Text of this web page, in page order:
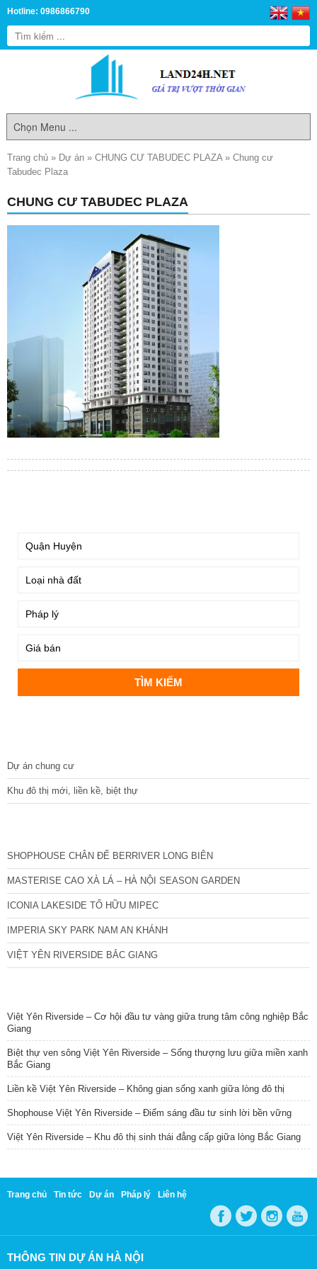
Hotline: 0986866790
Trang chủ » Dự án » CHUNG CƯ TABUDEC PLAZA» Chung cư
Tabudec Plaza
CHUNG CƯ TABUDEC PLAZA
Dự án chung cư
Khu đô thị mới, liền kề, biệt thự
SHOPHOUSE CHÂN ĐẾ BERRIVER LONG BIÊN
MASTERISE CAO XÀ LÁ – HÀ NỘI SEASON GARDEN
ICONIA LAKESIDE TỐ HỮU MIPEC
IMPERIA SKY PARK NAM AN KHÁNH
VIỆT YÊN RIVERSIDE BẮC GIANG
Việt Yên Riverside – Cơ hội đầu tư vàng giữa trung tâm công nghiệp Bắc
Giang
Biệt thự ven sông Việt Yên Riverside – Sống thượng lưu giữa miền xanh
Bắc Giang
Liền kề Việt Yên Riverside – Không gian sống xanh giữa lòng đô thị
Shophouse Việt Yên Riverside – Điểm sáng đầu tư sinh lời bền vững
Việt Yên Riverside – Khu đô thị sinh thái đẳng cấp giữa lòng Bắc Giang
Trang chủ Tin tức Dự án Pháp lý Liên hệ
THÔNG TIN DỰ ÁN HÀ NỘI